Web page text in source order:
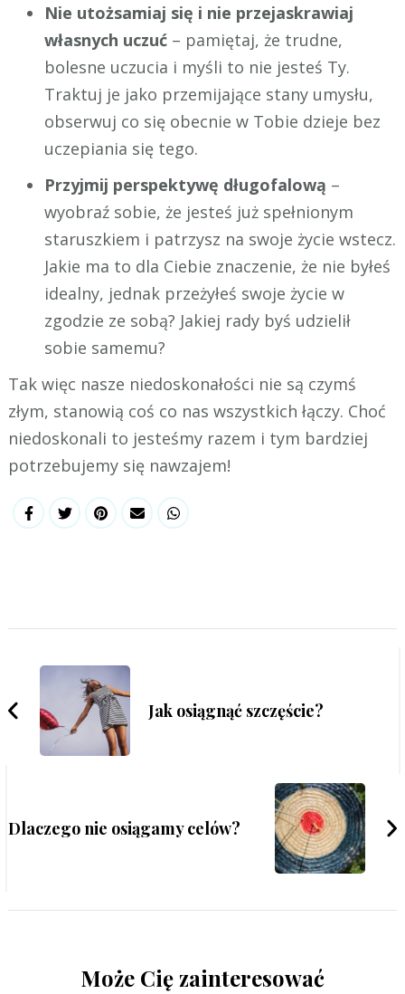
Nie utożsamiaj się i nie przejaskrawiaj
własnych uczuć– pamiętaj, że trudne,
bolesne uczucia i myśli to nie jesteś Ty.
Traktuj je jako przemijające stany umysłu,
obserwuj co się obecnie w Tobie dzieje bez
uczepiania się tego.
Przyjmij perspektywę długofalową –
wyobraź sobie, że jesteś już spełnionym
staruszkiem i patrzysz na swoje życie wstecz.
Jakie ma to dla Ciebie znaczenie, że nie byłeś
idealny, jednak przeżyłeś swoje życie w
zgodzie ze sobą? Jakiej rady byś udzielił
sobie samemu?
Tak więc nasze niedoskonałości nie są czymś
złym, stanowią coś co nas wszystkich łączy. Choć
niedoskonali to jesteśmy razem i tym bardziej
potrzebujemy się nawzajem!
Jak osiągnąć szczęście?
Dlaczego nie osiągamy celów?
Może Cię zainteresować